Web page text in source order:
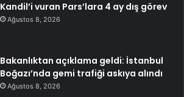
Kandil’i vuran Pars’lara 4 ay dış görev
Ağustos 8, 2026
Bakanlıktan açıklama geldi: İstanbul
Boğazı’nda gemi trafiği askıya alındı
Ağustos 8, 2026